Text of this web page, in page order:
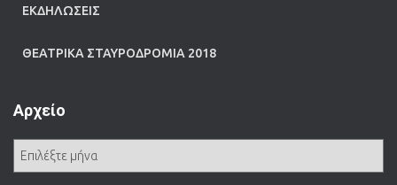
ΕΚΔΗΛΩΣΕΙΣ
ΘΕΑΤΡΙΚΑ ΣΤΑΥΡΟΔΡΟΜΙΑ 2018
Αρχείο